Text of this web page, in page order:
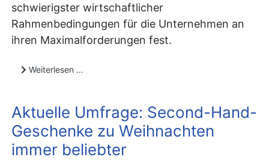
schwierigster wirtschaftlicher
Rahmenbedingungen für die Unternehmen an
ihren Maximalforderungen fest.
Weiterlesen …
Aktuelle Umfrage: Second-Hand-
Geschenke zu Weihnachten
immer beliebter